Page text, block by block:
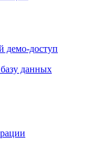
демо-доступ
данных